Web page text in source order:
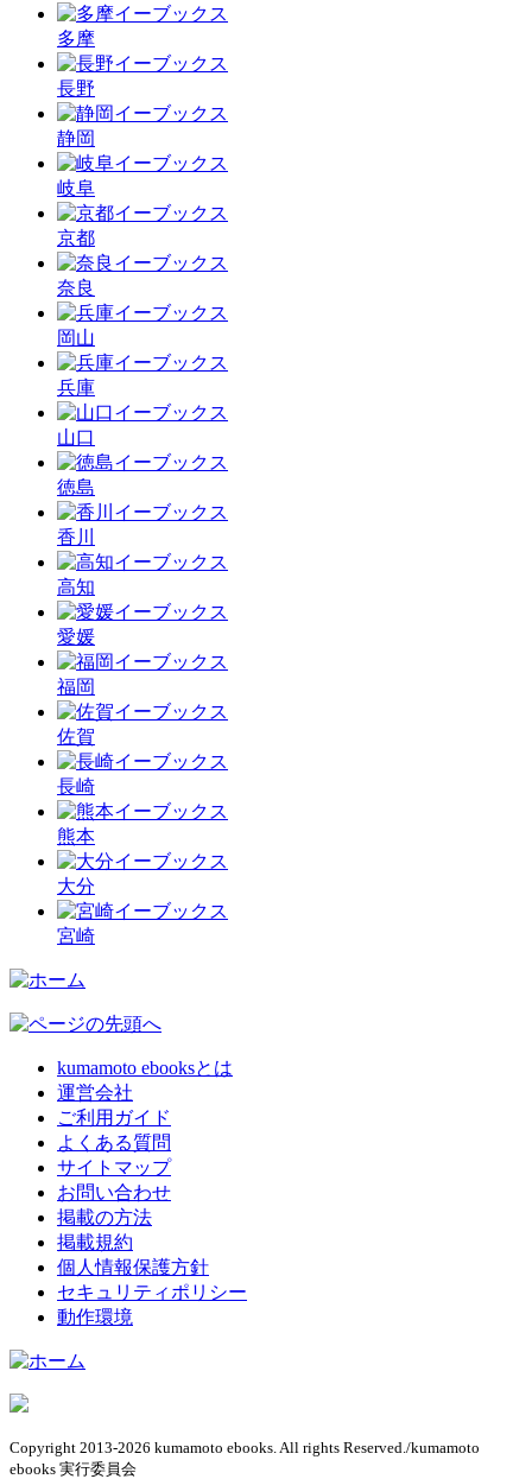
多摩
長野
静岡
岐阜
京都
奈良
岡山
兵庫
山口
徳島
香川
高知
愛媛
福岡
佐賀
長崎
熊本
大分
宮崎
kumamoto ebooksとは
運営会社
ご利用ガイド
よくある質問
サイトマップ
お問い合わせ
掲載の方法
掲載規約
個人情報保護方針
セキュリティポリシー
動作環境
Copyright 2013-2026 kumamoto ebooks. All rights Reserved./kumamoto
ebooks 実行委員会